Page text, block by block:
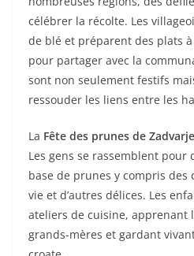
célébrer la récolte. Les
de blé et préparent des plats
pour partager avec la
sont non seulement festifs
ressouder les liens entre les
La Fête des prunes de Zadvarje
Les gens se rassemblent pour
base de prunes y compris des
vie et d’autres délices. Les
ateliers de cuisine, apprenant
grands-mères et gardant